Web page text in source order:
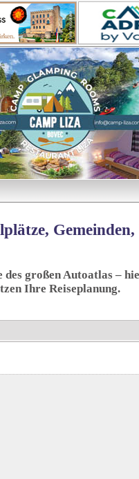
großen Autoatlas –
Ihre Reiseplanung.